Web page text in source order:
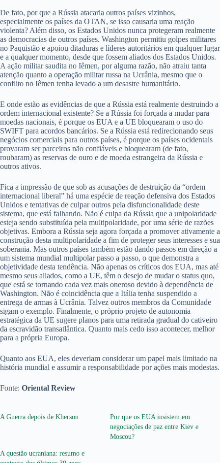
De fato, por que a Rússia atacaria outros países vizinhos,
especialmente os países da OTAN, se isso causaria uma reação
violenta? Além disso, os Estados Unidos nunca protegeram realmente
as democracias de outros países. Washington permitiu golpes militares
no Paquistão e apoiou ditaduras e líderes autoritários em qualquer lugar
e a qualquer momento, desde que fossem aliados dos Estados Unidos.
A ação militar saudita no Iêmen, por alguma razão, não atraiu tanta
atenção quanto a operação militar russa na Ucrânia, mesmo que o
conflito no Iêmen tenha levado a um desastre humanitário.
E onde estão as evidências de que a Rússia está realmente destruindo a
ordem internacional existente? Se a Rússia foi forçada a mudar para
moedas nacionais, é porque os EUA e a UE bloquearam o uso do
SWIFT para acordos bancários. Se a Rússia está redirecionando seus
negócios comerciais para outros países, é porque os países ocidentais
provaram ser parceiros não confiáveis e bloquearam (de fato,
roubaram) as reservas de ouro e de moeda estrangeira da Rússia e
outros ativos.
Fica a impressão de que sob as acusações de destruição da “ordem
internacional liberal” há uma espécie de reação defensiva dos Estados
Unidos e tentativas de culpar outros pela disfuncionalidade deste
sistema, que está falhando. Não é culpa da Rússia que a unipolaridade
esteja sendo substituída pela multipolaridade, por uma série de razões
objetivas. Embora a Rússia seja agora forçada a promover ativamente a
construção desta multipolaridade a fim de proteger seus interesses e sua
soberania. Mas outros países também estão dando passos em direção a
um sistema mundial multipolar passo a passo, o que demonstra a
objetividade desta tendência. Não apenas os críticos dos EUA, mas até
mesmo seus aliados, como a UE, têm o desejo de mudar o status quo,
que está se tornando cada vez mais oneroso devido à dependência de
Washington. Não é coincidência que a Itália tenha suspendido a
entrega de armas à Ucrânia. Talvez outros membros da Comunidade
sigam o exemplo. Finalmente, o próprio projeto de autonomia
estratégica da UE sugere planos para uma retirada gradual do cativeiro
da escravidão transatlântica. Quanto mais cedo isso acontecer, melhor
para a própria Europa.
Quanto aos EUA, eles deveriam considerar um papel mais limitado na
história mundial e assumir a responsabilidade por ações mais modestas.
Fonte: Oriental Review
A Guerra depois de Kherson
Por que os EUA insistem em
negociações de paz entre Kiev e
Moscou?
A questão ucraniana: resumo e